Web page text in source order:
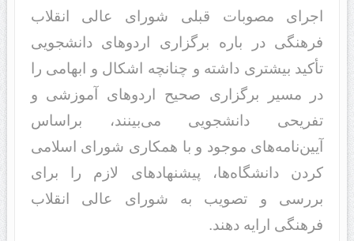
اجرای مصوبات قبلی شورای عالی انقلاب
فرهنگی در باره برگزاری اردوهای دانشجویی
تأکید بیشتری داشته و چنانچه اشکال و ابهامی را
در مسیر برگزاری صحیح اردوهای آموزشی و
تفریحی دانشجویی می‌بینند، براساس
آیین‌نامه‌های موجود و با همکاری شورای اسلامی
کردن دانشگاه‌ها، پیشنهادهای لازم را برای
بررسی و تصویب به شورای عالی انقلاب
فرهنگی ارایه دهند.